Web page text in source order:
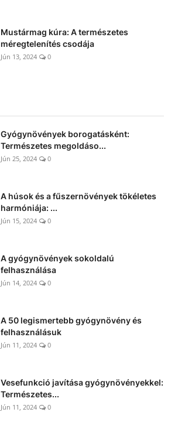
Mustármag kúra: A természetes
méregtelenítés csodája
Jún 13, 2024 0
Gyógynövények borogatásként:
Természetes megoldáso...
Jún 25, 2024 0
A húsok és a fűszernövények tökéletes
harmóniája: ...
Jún 15, 2024 0
A gyógynövények sokoldalú
felhasználása
Jún 14, 2024 0
A 50 legismertebb gyógynövény és
felhasználásuk
Jún 11, 2024 0
Vesefunkció javítása gyógynövényekkel:
Természetes...
Jún 11, 2024 0